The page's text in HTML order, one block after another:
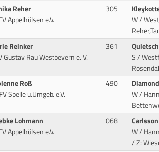
Reher
Appelhülsen e.V.
305
W /
Reinker
Gustav Rau Westbevern e. V.
361
S /
Roß
Spelle u.Umgeb. e.V.
490
W /
Lohmann
Appelhülsen e.V.
068
W /
/ Z: